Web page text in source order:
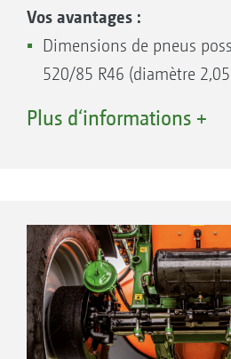
Vos avantages :
Dimensions de pneus
520/85 R46 (diamètre
Homologation jusqu’à 60
Vos possibilités :
Essieux fixes avec des
Plus d‘informations +